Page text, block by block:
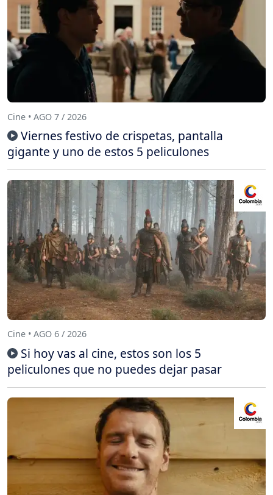
Cine • AGO 7 / 2026
Viernes festivo de crispetas, pantalla
gigante y uno de estos 5 peliculones
Cine • AGO 6 / 2026
Si hoy vas al cine, estos son los 5
peliculones que no puedes dejar pasar